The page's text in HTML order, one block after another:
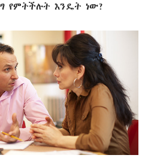
የምትችሉት እንዴት ነው?